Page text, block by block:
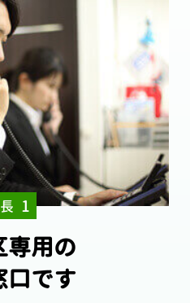
1
専用の
口です